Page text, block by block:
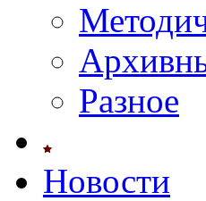
Разное
Новости